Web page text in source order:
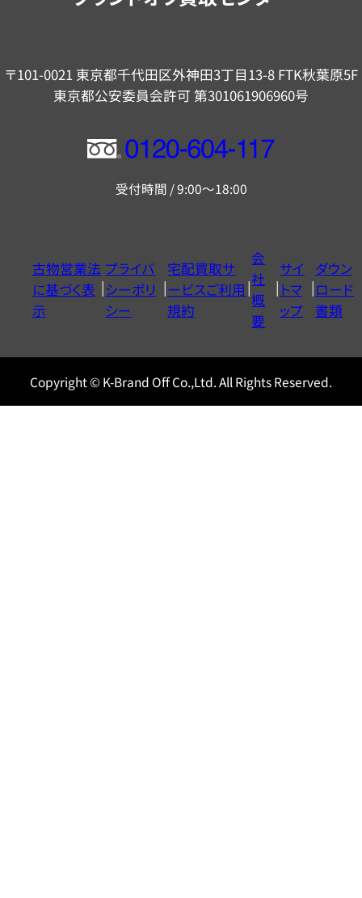
〒101-0021 東京都千代田区外神田3丁目13-8 FTK秋葉原5F
東京都公安委員会許可 第301061906960号
フ
ー
ヤ
ル
0120604117
受付時間 / 9:00～18:00
古物営業法
に基づく表
示
プライバ
シーポリ
シー
宅配買取サ
ービスご利用
規約
会
社
概
要
サイ
トマ
ップ
ダウン
ロード
書類
Copyright © K-Brand Off Co.,Ltd. All Rights Reserved.